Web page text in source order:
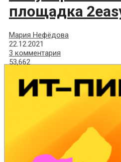
площадка
Мария Нефёдова
22.12.2021
3 комментария
53,662